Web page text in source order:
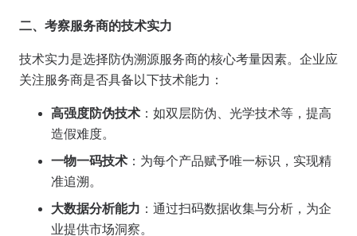
二、考察服务商的技术实力
技术实力是选择防伪溯源服务商的核心考量因素。企业应
关注服务商是否具备以下技术能力：
高强度防伪技术 ：如双层防伪、光学技术等，提高
造假难度。
一物一码技术 ：为每个产品赋予唯一标识，实现精
准追溯。
大数据分析能力 ：通过扫码数据收集与分析，为企
业提供市场洞察。